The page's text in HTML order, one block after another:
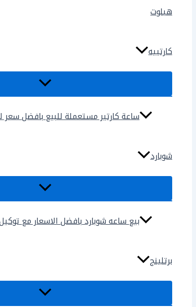
هبلوت
كارتييه
ساعة كارتير مستعملة للبيع بافضل سعر
شوبارد
بيع ساعه شوبارد بافضل الاسعار مع توكيل
برتلينج